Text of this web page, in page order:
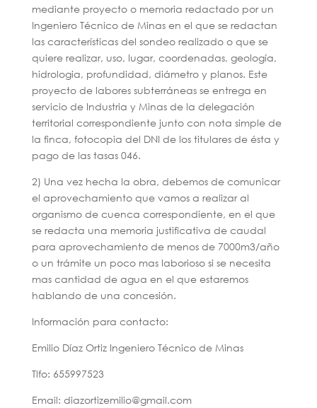
mediante proyecto o memoria redactado por un
Ingeniero Técnico de Minas en el que se redactan
las características del sondeo realizado o que se
quiere realizar, uso, lugar, coordenadas, geología,
hidrologia, profundidad, diámetro y planos. Este
proyecto de labores subterráneas se entrega en
servicio de Industria y Minas de la delegación
territorial correspondiente junto con nota simple de
la finca, fotocopia del DNI de los titulares de ésta y
pago de las tasas 046.
2) Una vez hecha la obra, debemos de comunicar
el aprovechamiento que vamos a realizar al
organismo de cuenca correspondiente, en el que
se redacta una memoria justificativa de caudal
para aprovechamiento de menos de 7000m3/año
o un trámite un poco mas laborioso si se necesita
mas cantidad de agua en el que estaremos
hablando de una concesión.
Información para contacto:
Emilio Díaz Ortiz Ingeniero Técnico de Minas
Tlfo: 655997523
Email: diazortizemilio@gmail.com